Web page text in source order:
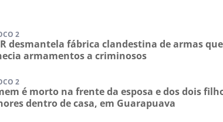
2
armamentos a criminosos
2